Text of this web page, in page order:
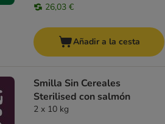
26,03 €
Añadir a la cesta
Smilla Sin Cereales
Sterilised con salmón
2 x 10 kg